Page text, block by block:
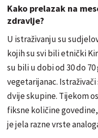
Kako prelazak na
zdravlje?
U istraživanju su
kojih su svi bili etnički
su bili u dobi od 30 do
vegetarijanac.
dvije skupine. Tijekom
fiksne količine
je jela razne vrste